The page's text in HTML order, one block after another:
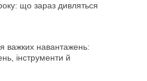
що зараз дивляться
важких навантажень:
інструменти й